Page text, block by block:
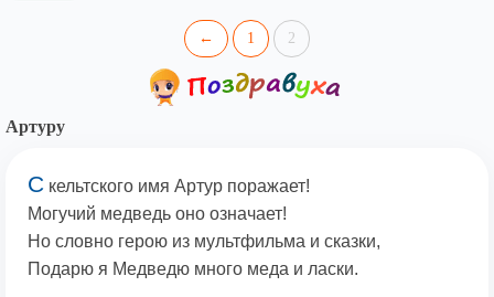
← 1 2
Артуру
С кельтского имя Артур поражает!
Могучий медведь оно означает!
Но словно герою из мультфильма и сказки,
Подарю я Медведю много меда и ласки.